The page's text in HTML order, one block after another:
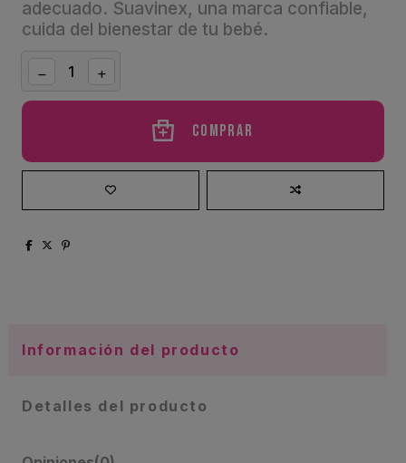
adecuado. Suavinex, una marca confiable,
cuida del bienestar de tu bebé.
Comprar
Información del producto
Detalles del producto